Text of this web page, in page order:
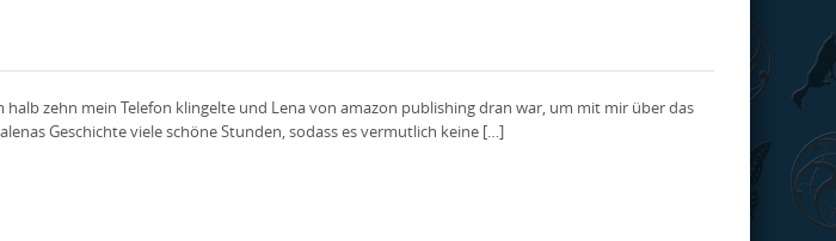
zehn mein Telefon klingelte und Lena von amazon publishing dran war, um mit mir über das
Geschichte viele schöne Stunden, sodass es vermutlich keine […]